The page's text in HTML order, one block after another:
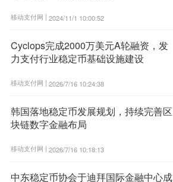
移动支付网 | 2024/11/1 10:00:52
Cyclops完成2000万美元A轮融资，发
力支付行业稳定币基础设施建设
移动支付网 | 2026/7/16 10:24:38
韩国落地稳定币发展规划，持续完善区
块链数字金融布局
移动支付网 | 2026/7/16 10:18:13
中东稳定币协会于迪拜国际金融中心成